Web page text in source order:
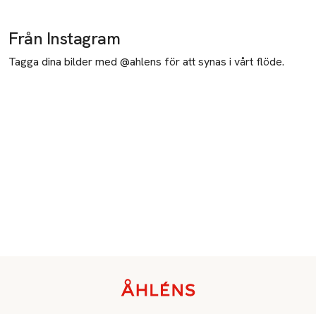
Från Instagram
Tagga dina bilder med @ahlens för att synas i vårt flöde.